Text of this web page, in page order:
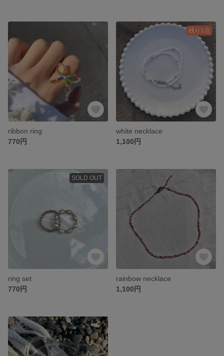
ribbon ring
770円
残り1点
white necklace
1,100円
SOLD OUT
ring set
770円
rainbow necklace
1,100円